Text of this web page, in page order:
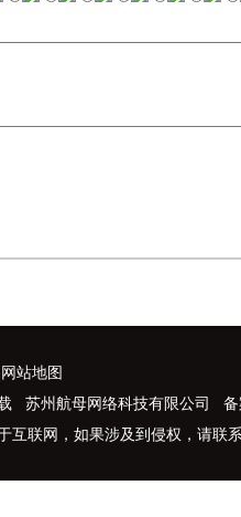
网站地图
苏州航母网络科技有限公司 备
互联网，如果涉及到侵权，请联